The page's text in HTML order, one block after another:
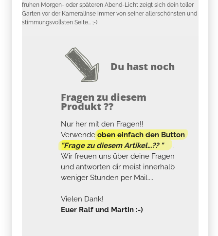
frühen Morgen- oder späteren Abend-Licht zeigt sich dein toller
Garten vor der Kameralinse immer von seiner allerschönsten und
stimmungsvollsten Seite... ;-)
Du hast noch
Fragen zu diesem
Produkt ??
Nur her mit den Fragen!!
Verwendeoben einfach den Button
"Frage zu diesem Artikel...?? "
.
Wir freuen uns über deine Fragen
und antworten dir meist innerhalb
weniger Stunden per Mail....
Vielen Dank!
Euer Ralf und Martin :-)